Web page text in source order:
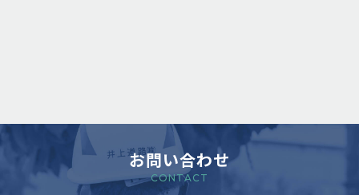
お問い合わせ
CONTACT